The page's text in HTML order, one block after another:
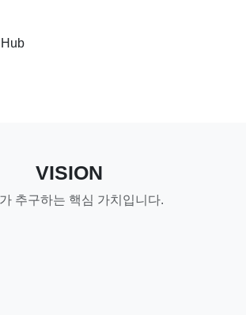
VISION
추구하는 핵심 가치입니다.